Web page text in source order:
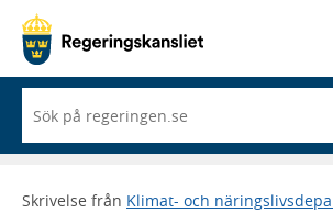
du
börjar
skriva
framträder
Skrivelse från Klimat- och